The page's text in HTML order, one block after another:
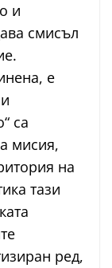
и
смисъл
е
са
мисия,
на
тази
ред,